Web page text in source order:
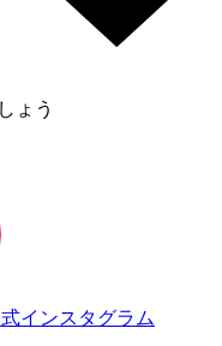
ょう
インスタグラム